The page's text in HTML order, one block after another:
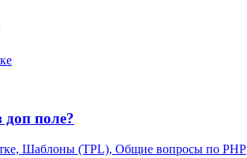
поле?
Шаблоны (TPL), Общие вопросы по PHP